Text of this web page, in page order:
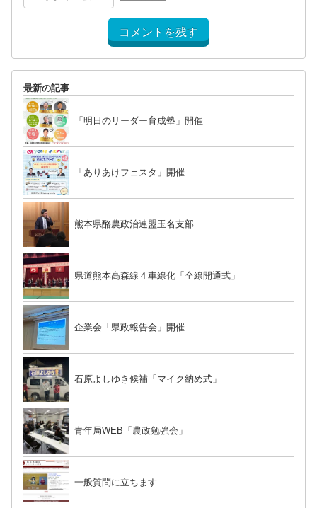
コメントを残す
最新の記事
「明日のリーダー育成塾」開催
「ありあけフェスタ」開催
熊本県酪農政治連盟玉名支部
県道熊本高森線４車線化「全線開通式」
企業会「県政報告会」開催
石原よしゆき候補「マイク納め式」
青年局WEB「農政勉強会」
一般質問に立ちます